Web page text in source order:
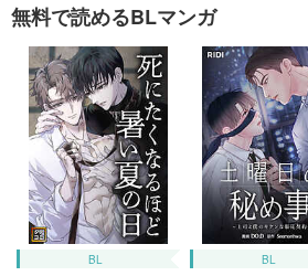
無料で読めるBLマンガ
BL BL